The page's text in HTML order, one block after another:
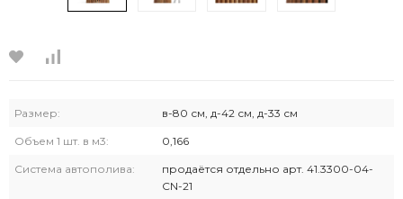
Размер: в-80 см, д-42 см, д-33 см
Объем 1 шт. в м3: 0,166
Система автополива:
продаётся отдельно арт. 41.3300-04-
CN-21